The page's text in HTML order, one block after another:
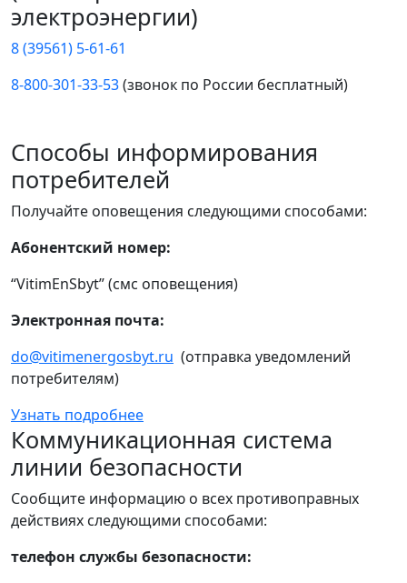
электроэнергии)
8 (39561) 5-61-61
8-800-301-33-53(звонок по России бесплатный)
Способы информирования
потребителей
Получайте оповещения следующими способами:
Абонентский номер:
“VitimEnSbyt” (смс оповещения)
Электронная почта:
do@vitimenergosbyt.ru (отправка уведомлений
потребителям)
Узнать подробнее
Коммуникационная система
линии безопасности
Сообщите информацию о всех противоправных
действиях следующими способами:
телефон службы безопасности: